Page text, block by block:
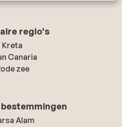
regio's
Kreta
Canaria
zee
Alam